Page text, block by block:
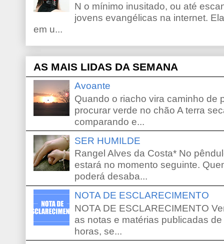
N o mínimo inusitado, ou até
jovens evangélicas na internet.
em u...
AS MAIS LIDAS DA SEMANA
Avoante
Quando o riacho vira caminho de
procurar verde no chão A terra
comparando e...
SER HUMILDE
Rangel Alves da Costa* No
estará no momento seguinte.
poderá desaba...
NOTA DE ESCLARECIMENTO
NOTA DE ESCLARECIMENTO
as notas e matérias publicadas
horas, se...